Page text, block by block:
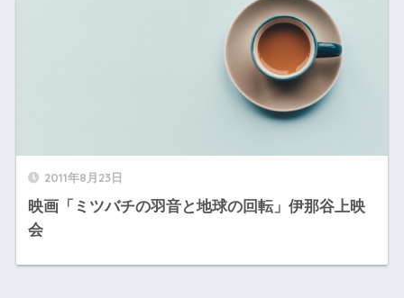
2011年8月23日
映画「ミツバチの羽音と地球の回転」伊那谷上映
会